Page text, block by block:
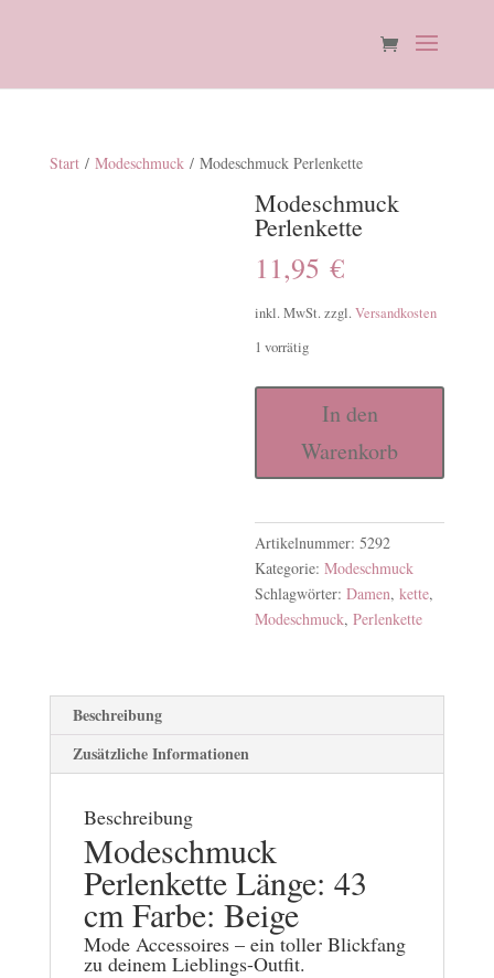
Start/ Modeschmuck/ Modeschmuck Perlenkette
Modeschmuck
Perlenkette
11,95€
inkl. MwSt. zzgl.Versandkosten
1 vorrätig
PerlenketteIn den
Warenkorb
Artikelnummer:5292
Kategorie:Modeschmuck
Schlagwörter:Damen,kette,
Modeschmuck,Perlenkette
Beschreibung
Zusätzliche Informationen
Beschreibung
Modeschmuck
Perlenkette Länge: 43
cm Farbe: Beige
Mode Accessoires – ein toller Blickfang
zu deinem Lieblings-Outfit.